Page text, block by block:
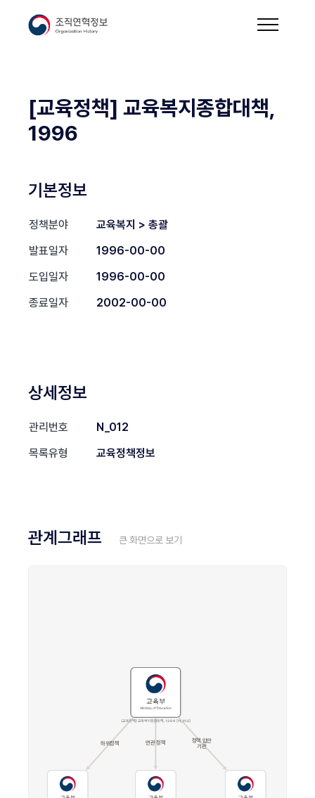
[교육정책] 교육복지종합대책,
1996
기본정보
정책분야
교육복지 > 총괄
발표일자
1996-00-00
도입일자
1996-00-00
종료일자
2002-00-00
상세정보
관리번호
N_012
목록유형
교육정책정보
관계그래프 큰 화면으로 보기